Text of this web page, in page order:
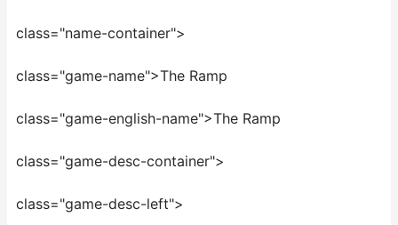
class="name-container">
class="game-name">The Ramp
class="game-english-name">The Ramp
class="game-desc-container">
class="game-desc-left">